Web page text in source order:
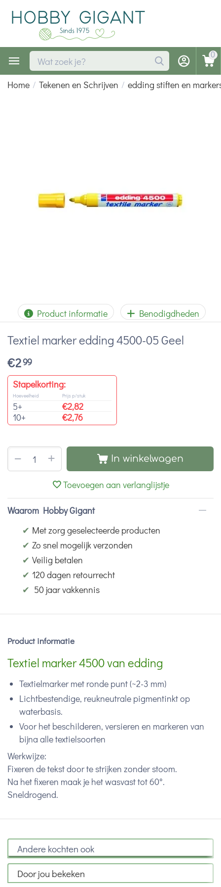
0
Home / Tekenen en Schrijven / edding stiften en
Product informatie Benodigdheden
Textiel marker edding 4500-05 Geel
€299
Stapelkorting:
Hoeveelheid
5+
10+
Prijs p/stuk
€2,82
€2,76
+
− In winkelwagen
Toevoegen aan verlanglijstje
Waarom Hobby Gigant
✔ Met zorg geselecteerde producten
✔ Zo snel mogelijk verzonden
✔ Veilig betalen
✔ 120 dagen retourrecht
✔ 50 jaar vakkennis
Product informatie
Textiel marker 4500 van edding
Textielmarker met ronde punt (~2-3 mm)
Lichtbestendige, reukneutrale pigmentinkt op
waterbasis.
Voor het beschilderen, versieren en markeren van
bijna alle textielsoorten
Werkwijze:
Fixeren de tekst door te strijken zonder stoom.
Na het fixeren maak je het wasvast tot 60°.
Sneldrogend.
Andere kochten ook
Door jou bekeken